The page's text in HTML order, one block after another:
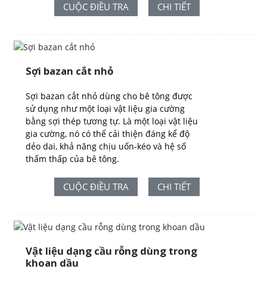
CUỘC ĐIỀU TRA CHI TIẾT
Sợi bazan cắt nhỏ
Sợi bazan cắt nhỏ dùng cho bê tông được
sử dụng như một loại vật liệu gia cường
bằng sợi thép tương tự. Là một loại vật liệu
gia cường, nó có thể cải thiện đáng kể độ
dẻo dai, khả năng chịu uốn-kéo và hệ số
thấm thấp của bê tông.
CUỘC ĐIỀU TRA CHI TIẾT
Vật liệu dạng cầu rỗng dùng trong
khoan dầu